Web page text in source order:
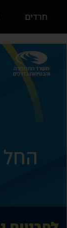
חרדים